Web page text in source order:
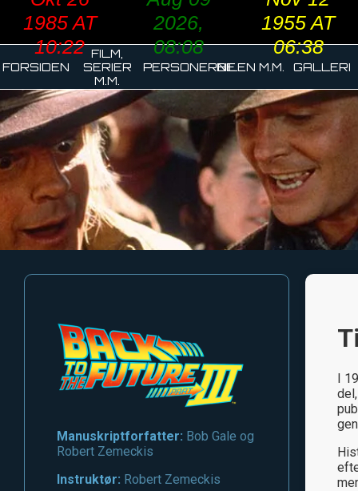
1985 AT
10:22
2026,
08:08
1955 AT
06:38
FORSIDEN
FILM,
SERIER
M.M.
PERSONERNEBILEN M.M. GALLERI
Manuskriptforfatter: Bob Gale og
Robert Zemeckis
Instruktør: Robert Zemeckis
I